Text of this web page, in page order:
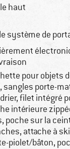
haut
système de
pour objets
sangles porte-
filet intégré
intérieure
poche sur la
attache à
piolet/bâton,